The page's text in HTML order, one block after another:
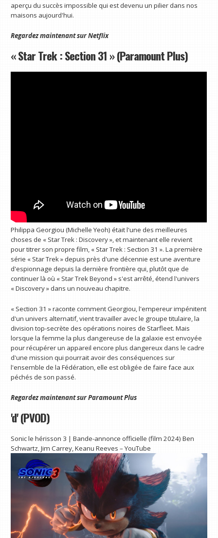
aperçu du succès impossible qui est devenu un pilier dans nos
maisons aujourd'hui.
Regardez maintenant surNetflix
« Star Trek : Section 31 » (Paramount Plus)
Philippa Georgiou (Michelle Yeoh) était l'une des meilleures
choses de « Star Trek : Discovery », et maintenant elle revient
pour titrer son propre film, « Star Trek : Section 31 ». La première
série « Star Trek » depuis près d'une décennie est une aventure
d'espionnage depuis la dernière frontière qui, plutôt que de
continuer là où « Star Trek Beyond » s'est arrêté, étend l'univers
« Discovery » dans un nouveau chapitre.
« Section 31 » raconte comment Georgiou, l'empereur impénitent
d'un univers alternatif, vient travailler avec le groupe titulaire, la
division top-secrète des opérations noires de Starfleet. Mais
lorsque la femme la plus dangereuse de la galaxie est envoyée
pour récupérer un appareil encore plus dangereux dans le cadre
d'une mission qui pourrait avoir des conséquences sur
l'ensemble de la Fédération, elle est obligée de faire face aux
péchés de son passé.
Regardez maintenant surParamount Plus
'd' (PVOD)
Sonic le hérisson 3 | Bande-annonce officielle (film 2024) Ben
Schwartz, Jim Carrey, Keanu Reeves – YouTube